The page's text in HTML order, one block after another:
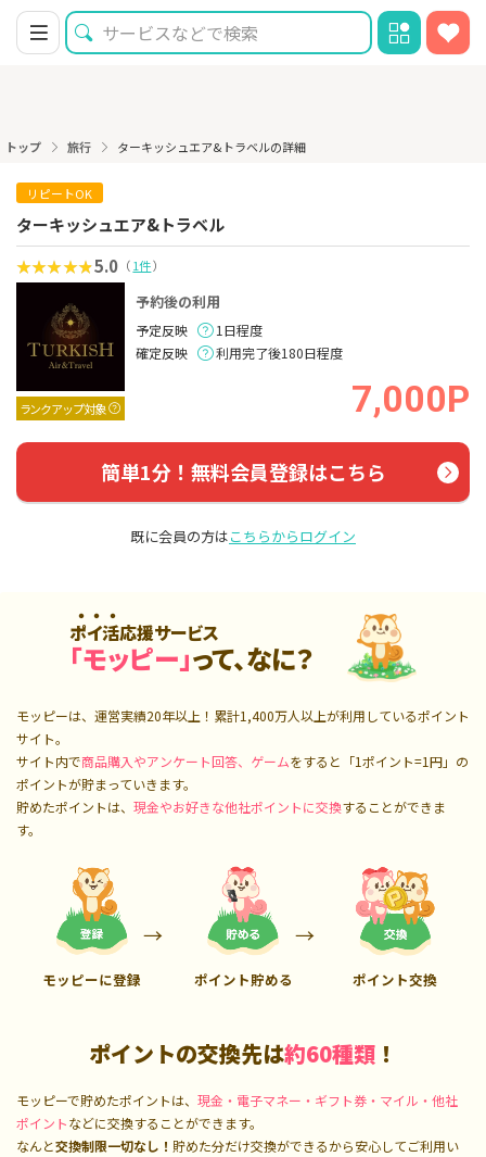
トップ 旅行 ターキッシュエア&トラベルの詳細
リピートOK
ターキッシュエア&トラベル
5.0 （1件）
ランクアップ対象
予約後の利用
予定反映
1日程度
確定反映
利用完了後180日程度
7,000P
簡単1分！無料会員登録はこちら
既に会員の方はこちらからログイン
ポイ活応援サービス
「モッピー」って、なに？
モッピーは、運営実績20年以上！累計1,400万人以上が利用しているポイント
サイト。
サイト内で商品購入やアンケート回答、ゲームをすると「1ポイント=1円」の
ポイントが貯まっていきます。
貯めたポイントは、 現金やお好きな他社ポイントに交換することができま
す。
モッピーに登録 ポイント貯める ポイント交換
ポイントの交換先は約60種類 ！
モッピーで貯めたポイントは、 現金・電子マネー・ギフト券・マイル・他社
ポイントなどに交換することができます。
なんと交換制限一切なし！ 貯めた分だけ交換ができるから安心してご利用い